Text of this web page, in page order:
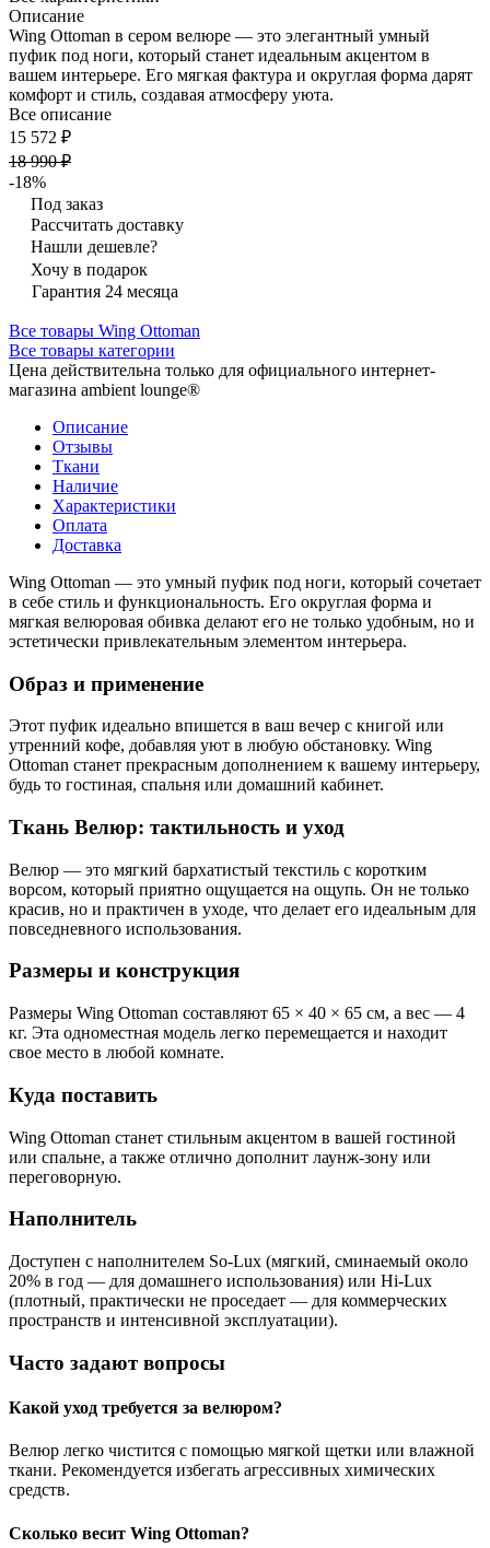
Описание
Wing Ottoman в сером велюре — это элегантный умный
пуфик под ноги, который станет идеальным акцентом в
вашем интерьере. Его мягкая фактура и округлая форма дарят
комфорт и стиль, создавая атмосферу уюта.
Все описание
15 572 ₽
18 990 ₽
-18%
Под заказ
Рассчитать доставку
Нашли дешевле?
Хочу в подарок
Гарантия 24 месяца
Все товары Wing Ottoman
Все товары категории
Цена действительна только для официального интернет-
магазина ambient lounge®
Описание
Отзывы
Ткани
Наличие
Характеристики
Оплата
Доставка
Wing Ottoman — это умный пуфик под ноги, который сочетает
в себе стиль и функциональность. Его округлая форма и
мягкая велюровая обивка делают его не только удобным, но и
эстетически привлекательным элементом интерьера.
Образ и применение
Этот пуфик идеально впишется в ваш вечер с книгой или
утренний кофе, добавляя уют в любую обстановку. Wing
Ottoman станет прекрасным дополнением к вашему интерьеру,
будь то гостиная, спальня или домашний кабинет.
Ткань Велюр: тактильность и уход
Велюр — это мягкий бархатистый текстиль с коротким
ворсом, который приятно ощущается на ощупь. Он не только
красив, но и практичен в уходе, что делает его идеальным для
повседневного использования.
Размеры и конструкция
Размеры Wing Ottoman составляют 65 × 40 × 65 см, а вес — 4
кг. Эта одноместная модель легко перемещается и находит
свое место в любой комнате.
Куда поставить
Wing Ottoman станет стильным акцентом в вашей гостиной
или спальне, а также отлично дополнит лаунж-зону или
переговорную.
Наполнитель
Доступен с наполнителем So-Lux (мягкий, сминаемый около
20% в год — для домашнего использования) или Hi-Lux
(плотный, практически не проседает — для коммерческих
пространств и интенсивной эксплуатации).
Часто задают вопросы
Какой уход требуется за велюром?
Велюр легко чистится с помощью мягкой щетки или влажной
ткани. Рекомендуется избегать агрессивных химических
средств.
Сколько весит Wing Ottoman?